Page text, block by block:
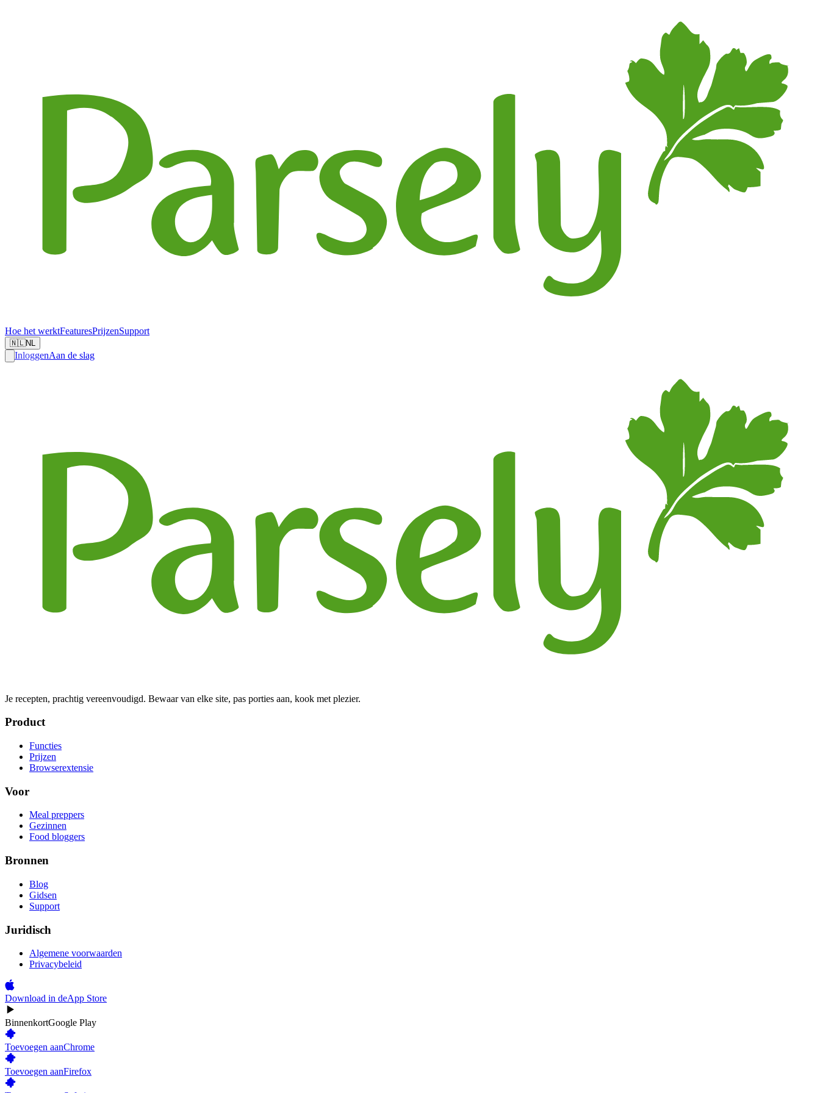
Hoe het werktFeaturesPrijzenSupport
🇳🇱NL
InloggenAan de slag
Je recepten, prachtig vereenvoudigd. Bewaar van elke site, pas porties aan, kook met plezier.
Product
Functies
Prijzen
Browserextensie
Voor
Meal preppers
Gezinnen
Food bloggers
Bronnen
Blog
Gidsen
Support
Juridisch
Algemene voorwaarden
Privacybeleid
Download in deApp Store
BinnenkortGoogle Play
Toevoegen aanChrome
Toevoegen aanFirefox